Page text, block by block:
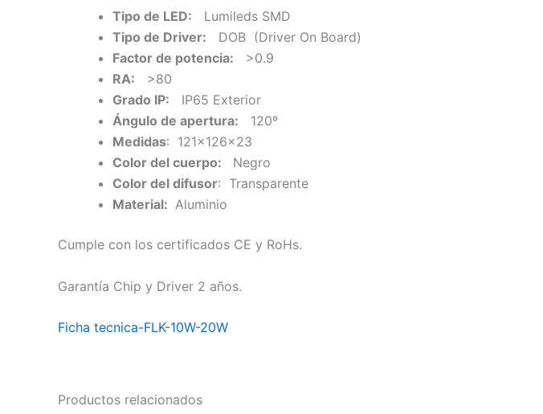
Tipo de LED: Lumileds SMD
Tipo de Driver: DOB (Driver On Board)
Factor de potencia: >0.9
RA: >80
Grado IP: IP65 Exterior
Ángulo de apertura: 120º
Medidas: 121x126x23
Color del cuerpo:
Negro
Color del difusor: Transparente
Material: Aluminio
Cumple con los certificados CE y RoHs.
Garantía Chip y Driver 2 años.
Ficha tecnica-FLK-10W-20W
Productos relacionados